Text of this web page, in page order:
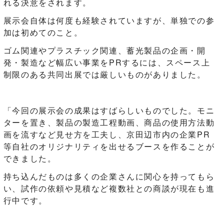
展示会自体は何度も経験されていますが、単独での参
加は初めてのこと。
ゴム関連やプラスチック関連、蓄光製品の企画・開
発・製造など幅広い事業をPRするには、スペース上
制限のある共同出展では厳しいものがありました。
「今回の展示会の成果はすばらしいものでした。モニ
ターを置き、製品の製造工程動画、商品の使用方法動
画を流すなど見せ方を工夫し、京田辺市内の企業PR
等自社のオリジナリティを出せるブースを作ることが
できました。
持ち込んだものは多くの企業さんに関心を持ってもら
い、試作の依頼や見積など複数社との商談が現在も進
行中です。